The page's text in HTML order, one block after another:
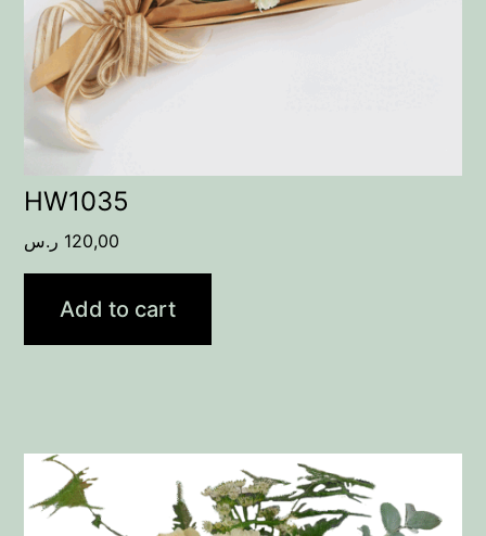
HW1035
120,00 ر.س
Add to cart